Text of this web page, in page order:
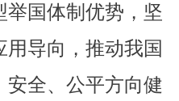
国体制优势，坚
导向，推动我国
安全、公平方向健